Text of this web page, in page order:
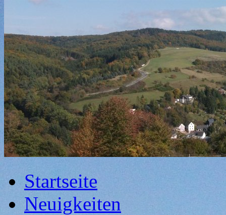
Startseite
Neuigkeiten